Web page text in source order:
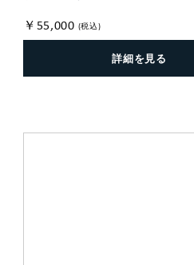
￥55,000 (税込)
詳細を見る